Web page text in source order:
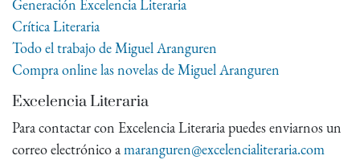
Generación Excelencia Literaria
Crítica Literaria
Todo el trabajo de Miguel Aranguren
Compra online las novelas de Miguel Aranguren
Excelencia Literaria
Para contactar con Excelencia Literaria puedes enviarnos un
correo electrónico amaranguren@excelencialiteraria.com